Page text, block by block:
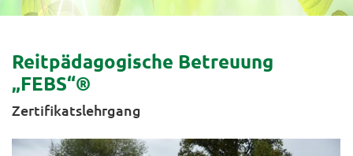
Reitpädagogische Betreuung
„FEBS“®
Zertifikatslehrgang